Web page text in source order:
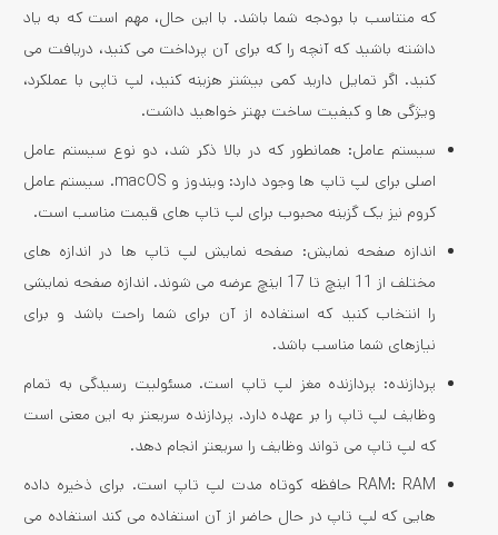
که متناسب با بودجه شما باشد. با این حال، مهم است که به یاد
داشته باشید که آنچه را که برای آن پرداخت می کنید، دریافت می
کنید. اگر تمایل دارید کمی بیشتر هزینه کنید، لپ تاپی با عملکرد،
ویژگی ها و کیفیت ساخت بهتر خواهید داشت.
سیستم عامل: همانطور که در بالا ذکر شد، دو نوع سیستم عامل
اصلی برای لپ تاپ ها وجود دارد: ویندوز و macOS. سیستم عامل
کروم نیز یک گزینه محبوب برای لپ تاپ های قیمت مناسب است.
اندازه صفحه نمایش: صفحه نمایش لپ تاپ ها در اندازه های
مختلف از 11 اینچ تا 17 اینچ عرضه می شوند. اندازه صفحه نمایشی
را انتخاب کنید که استفاده از آن برای شما راحت باشد و برای
نیازهای شما مناسب باشد.
پردازنده: پردازنده مغز لپ تاپ است. مسئولیت رسیدگی به تمام
وظایف لپ تاپ را بر عهده دارد. پردازنده سریعتر به این معنی است
که لپ تاپ می تواند وظایف را سریعتر انجام دهد.
RAM: RAM حافظه کوتاه مدت لپ تاپ است. برای ذخیره داده
هایی که لپ تاپ در حال حاضر از آن استفاده می کند استفاده می